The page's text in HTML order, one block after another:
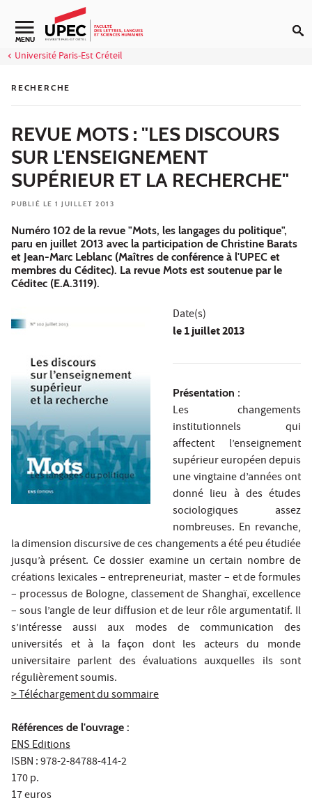
Aller au contenu
Navigation secondaire
MENU
Université Paris-Est Créteil
RECHERCHE
REVUE MOTS : "LES DISCOURS
SUR L'ENSEIGNEMENT
SUPÉRIEUR ET LA RECHERCHE"
PUBLIÉ LE 1 JUILLET 2013
Numéro 102 de la revue "Mots, les langages du politique",
paru en juillet 2013 avec la participation de Christine Barats
et Jean-Marc Leblanc (Maîtres de conférence à l'UPEC et
membres du Céditec). La revue Mots est soutenue par le
Céditec (E.A.3119).
Date(s)
le1 juillet 2013
Présentation :
Les changements
institutionnels qui
affectent l’enseignement
supérieur européen depuis
une vingtaine d’années ont
donné lieu à des études
sociologiques assez
nombreuses. En revanche,
la dimension discursive de ces changements a été peu étudiée
jusqu’à présent. Ce dossier examine un certain nombre de
créations lexicales – entrepreneuriat, master – et de formules
– processus de Bologne, classement de Shanghaï, excellence
– sous l’angle de leur diffusion et de leur rôle argumentatif. Il
s’intéresse aussi aux modes de communication des
universités et à la façon dont les acteurs du monde
universitaire parlent des évaluations auxquelles ils sont
régulièrement soumis.
> Téléchargement du sommaire
Références de l'ouvrage :
ENS Editions
ISBN : 978-2-84788-414-2
170 p.
17 euros